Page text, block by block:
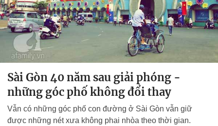
Sài Gòn 40 năm sau giải phóng -
những góc phố không đổi thay
Vẫn có những góc phố con đường ở Sài Gòn vẫn giữ
được những nét xưa không phai nhòa theo thời gian.